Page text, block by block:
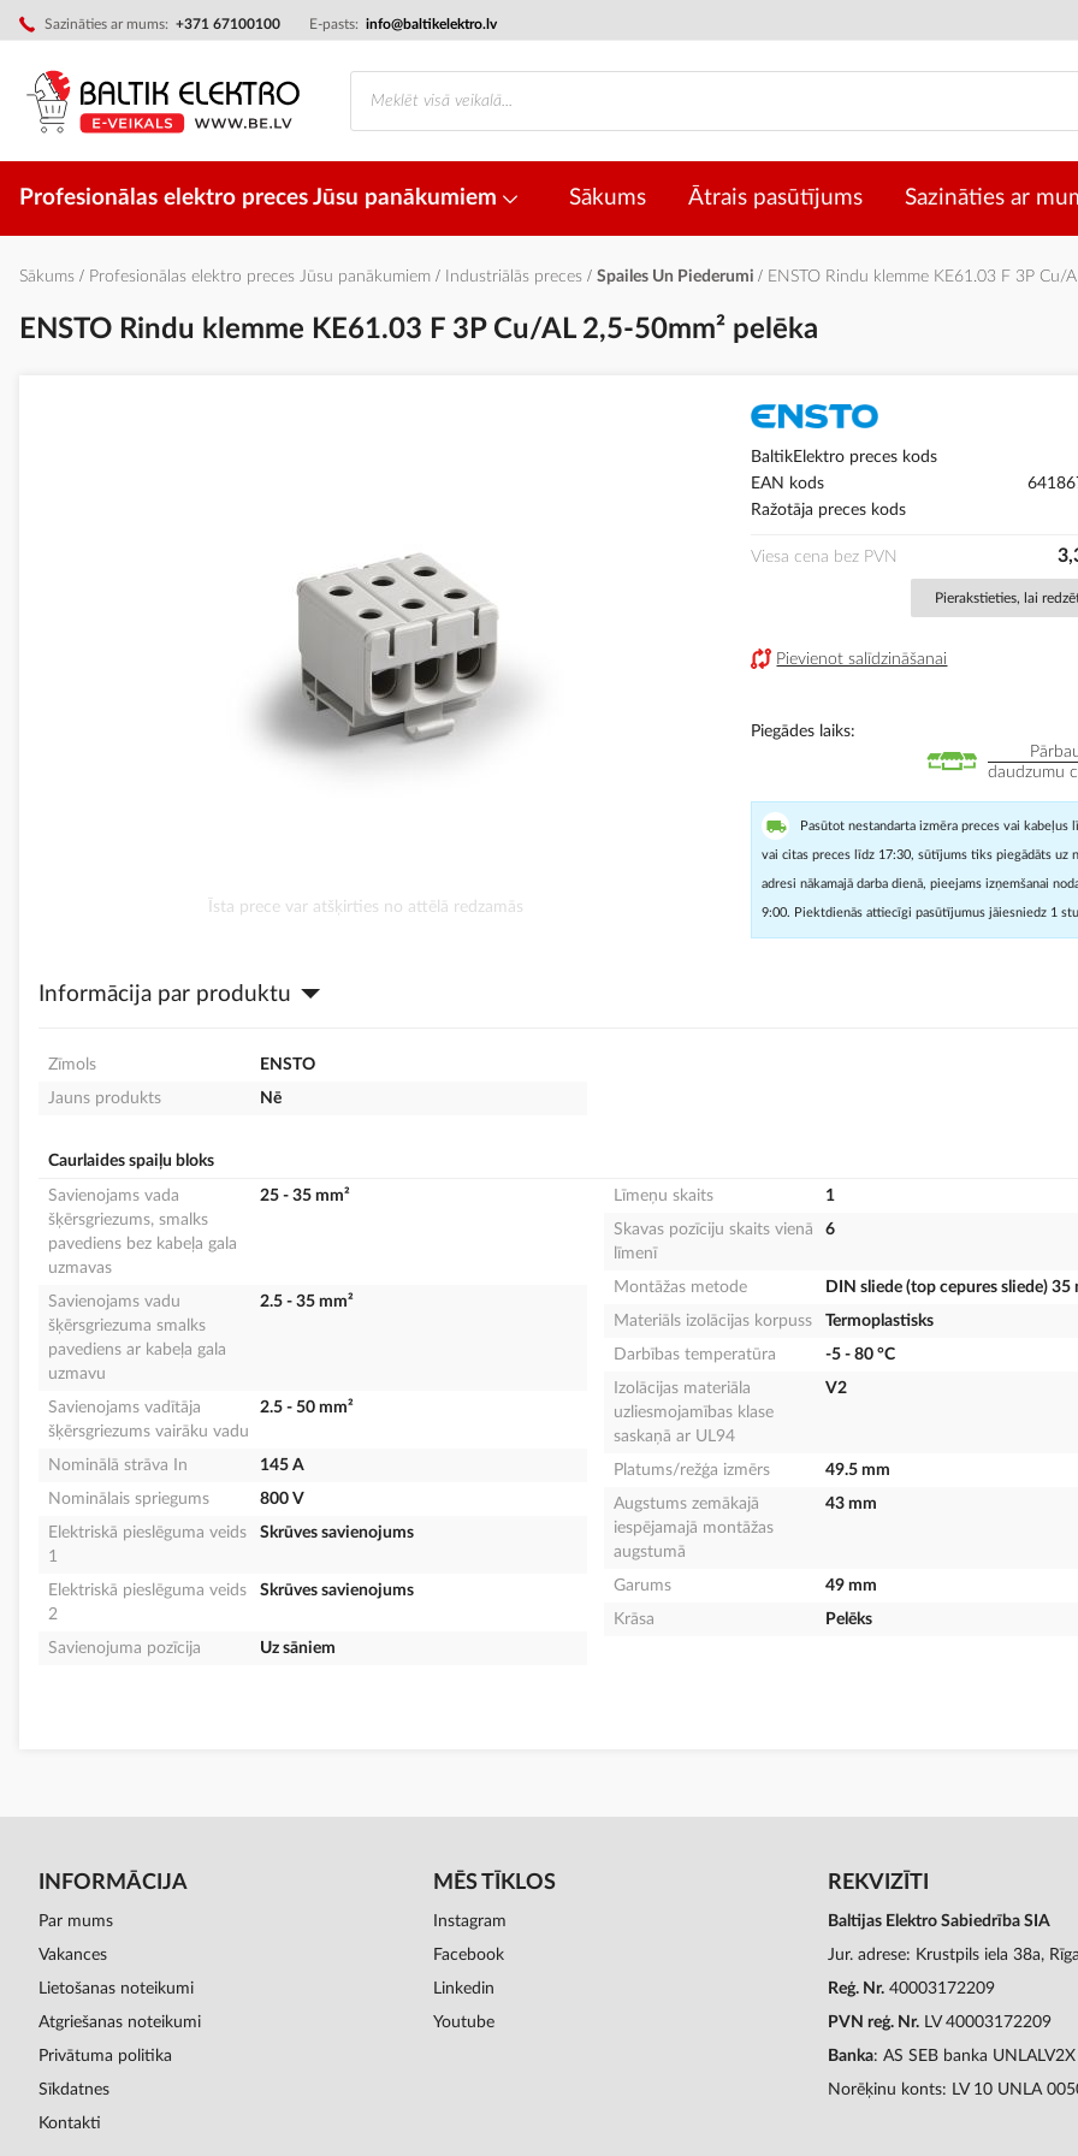
Sazināties ar mums: +371 67100100 E-pasts: info@baltikelektro.lv
Skip
to
Content
Profesionālas elektro preces Jūsu panākumiem Sākums Ātrais pasūtījums Sazināties ar
Sākums Profesionālas elektro preces Jūsu panākumiem Industriālās preces Spailes Un Piederumi ENSTO Rindu klemme KE61.03 F 3P Cu/
ENSTO Rindu klemme KE61.03 F 3P Cu/AL 2,5-50mm² pelēka
Īsta prece var atšķirties no attēlā redzamās
BaltikElektro preces kods
EAN kods
Ražotāja preces kods
Viesa cena bez PVN
Pierakstieties, lai
Pievienot salīdzināšanai
Piegādes laiks
daudzumu
Pasūtot nestandarta izmēra preces vai kabeļus
vai citas preces līdz 17:30, sūtījums tiks piegādāts uz
adresi nākamajā darba dienā, pieejams izņemšanai
9:00. Piektdienās attiecīgi pasūtījumus jāiesniedz 1
Informācija par produktu
Zīmols
ENSTO
Jauns produkts
Nē
Caurlaides spaiļu bloks
Savienojams vada
šķērsgriezums, smalks
pavediens bez kabeļa gala
uzmavas
25 - 35 mm²
Savienojams vadu
šķērsgriezuma smalks
pavediens ar kabeļa gala
uzmavu
2.5 - 35 mm²
Savienojams vadītāja
šķērsgriezums vairāku vadu
2.5 - 50 mm²
Nominālā strāva In
145 A
Nominālais spriegums
800 V
Elektriskā pieslēguma veids
1
Skrūves savienojums
Elektriskā pieslēguma veids
2
Skrūves savienojums
Savienojuma pozīcija Uz sāniem
Līmeņu skaits
1
Skavas pozīciju skaits vienā
līmenī
6
Montāžas metode
DIN sliede (top cepures sliede) 35
Materiāls izolācijas korpuss
Termoplastisks
Darbības temperatūra
-5 - 80 °C
Izolācijas materiāla
uzliesmojamības klase
saskaņā ar UL94
V2
Platums/režģa izmērs
49.5 mm
Augstums zemākajā
iespējamajā montāžas
augstumā
43 mm
Garums
49 mm
Krāsa
Pelēks
INFORMĀCIJA
Par mums
Vakances
Lietošanas noteikumi
Atgriešanas noteikumi
Privātuma politika
Sīkdatnes
Kontakti
MĒS TĪKLOS
Instagram
Facebook
Linkedin
Youtube
REKVIZĪTI
Baltijas Elektro Sabiedrība SIA
Jur. adrese: Krustpils iela 38a,
Reģ. Nr. 40003172209
PVN reģ. Nr. LV 40003172209
Banka: AS SEB banka UNLALV2X
Norēķinu konts: LV 10 UNLA